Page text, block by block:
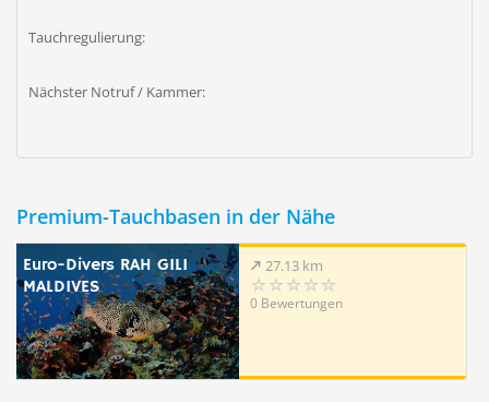
Tauchregulierung:
Nächster Notruf / Kammer:
Premium-Tauchbasen in der Nähe
Euro-Divers RAH GILI
MALDIVES
27.13 km
0 Bewertungen